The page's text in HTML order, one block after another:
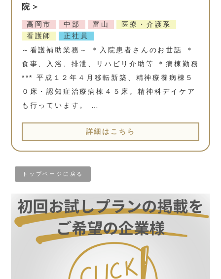
院＞
高岡市 中部 富山
医療・介護系
看護師
正社員
～看護補助業務～ ＊入院患者さんのお世話 ＊
食事、入浴、排泄、リハビリ介助等 ＊病棟勤務
*** 平成１２年４月移転新築、精神療養病棟５
０床・認知症治療病棟４５床。精神科デイケア
も行っています。 …
詳細はこちら
トップページに戻る